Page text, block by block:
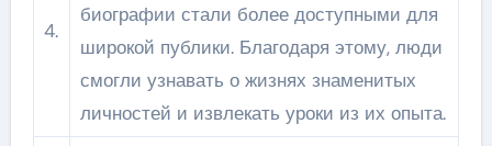
4.
биографии стали более доступными для
широкой публики. Благодаря этому, люди
смогли узнавать о жизнях знаменитых
личностей и извлекать уроки из их опыта.